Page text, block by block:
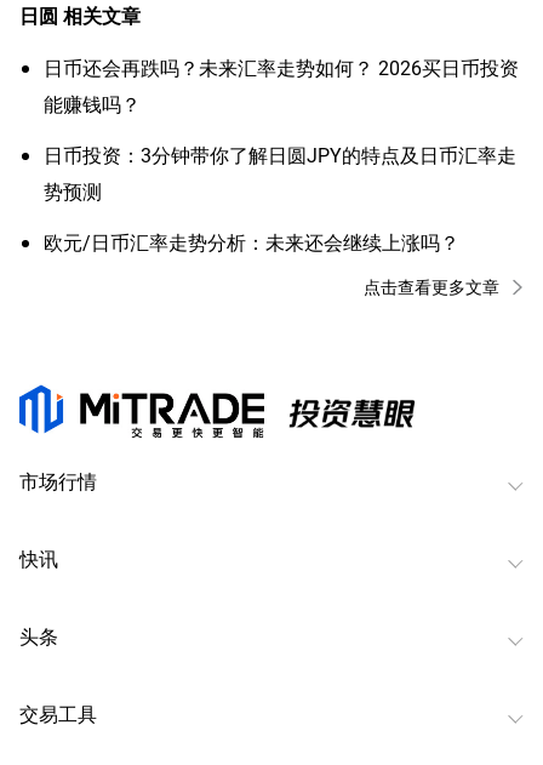
日圆 相关文章
日币还会再跌吗？未来汇率走势如何？ 2026买日币投资
能赚钱吗？
日币投资：3分钟带你了解日圆JPY的特点及日币汇率走
势预测
欧元/日币汇率走势分析：未来还会继续上涨吗？
点击查看更多文章
市场行情
快讯
头条
交易工具